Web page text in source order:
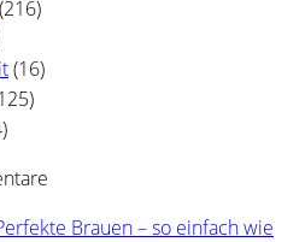
(216)
(16)
Brauen – so einfach wie